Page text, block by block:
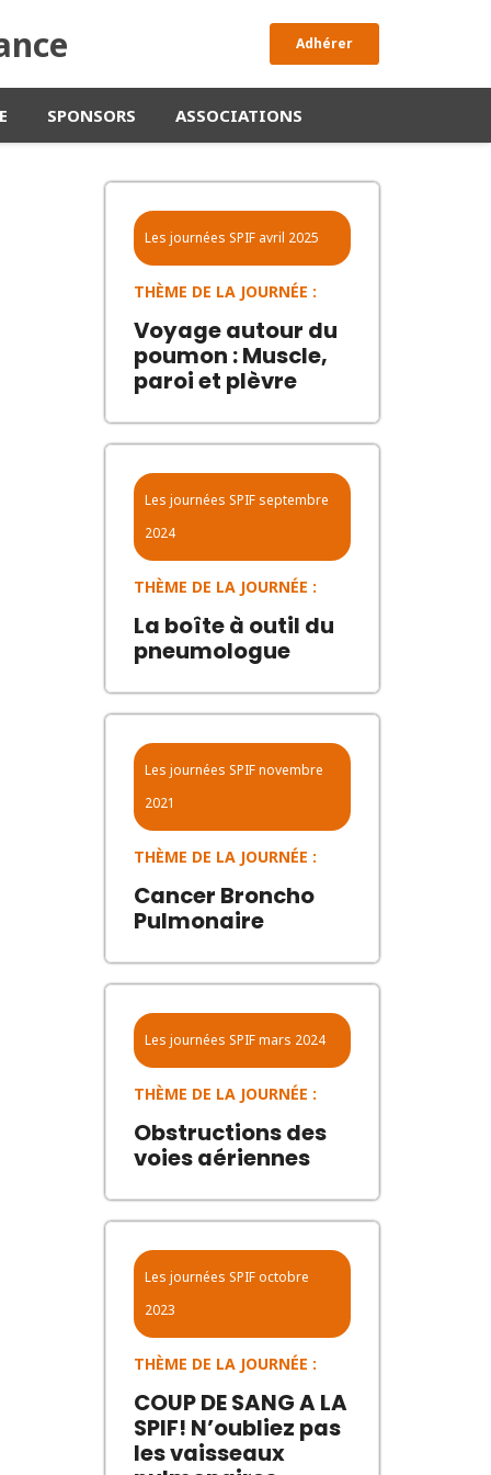
Adhérer
SPONSORS ASSOCIATIONS
Les journées SPIF avril 2025
THÈME DE LA JOURNÉE :
Voyage autour du
poumon : Muscle,
paroi et plèvre
Les journées SPIF septembre
2024
THÈME DE LA JOURNÉE :
La boîte à outil du
pneumologue
Les journées SPIFnovembre
2021
THÈME DE LA JOURNÉE :
Cancer Broncho
Pulmonaire
Les journées SPIFmars 2024
THÈME DE LA JOURNÉE :
Obstructions des
voies aériennes
Les journées SPIFoctobre
2023
THÈME DE LA JOURNÉE :
COUP DE SANG A LA
SPIF! N’oubliez pas
les vaisseaux